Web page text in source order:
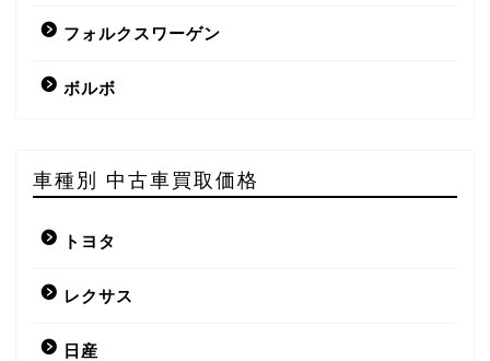
フォルクスワーゲン
ボルボ
車種別 中古車買取価格
トヨタ
レクサス
日産